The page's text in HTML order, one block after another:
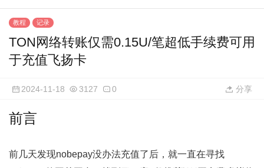
教程 记录
TON网络转账仅需0.15U/笔超低手续费可用
于充值飞扬卡
2024-11-18 3127 0 分享
前言
前几天发现nobepay没办法充值了后，就一直在寻找